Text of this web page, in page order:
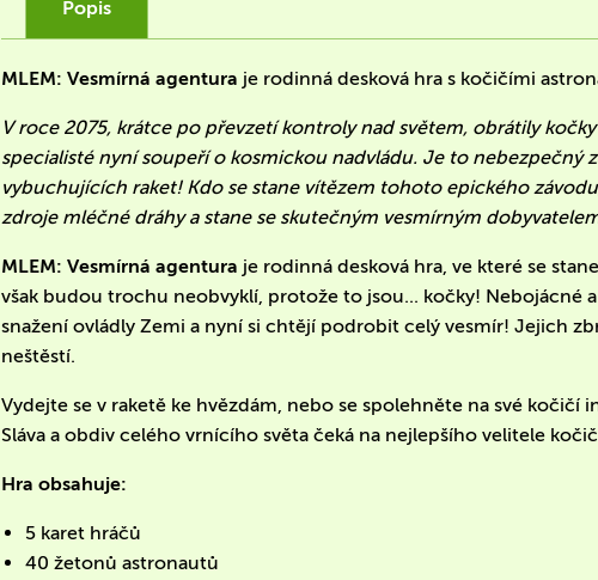
Popis
MLEM: Vesmírná agentura je rodinná desková hra s kočičími
V roce 2075, krátce po převzetí kontroly nad světem, obrátily
specialisté nyní soupeří o kosmickou nadvládu. Je to nebezpečný
vybuchujících raket! Kdo se stane vítězem tohoto epického
zdroje mléčné dráhy a stane se skutečným vesmírným
MLEM: Vesmírná agentura je rodinná desková hra, ve které se
však budou trochu neobvyklí, protože to jsou... kočky! Nebojácné
snažení ovládly Zemi a nyní si chtějí podrobit celý vesmír! Jejich
neštěstí.
Vydejte se v raketě ke hvězdám, nebo se spolehněte na své kočičí
Sláva a obdiv celého vrnícího světa čeká na nejlepšího velitele
Hra obsahuje:
5 karet hráčů
40 žetonů astronautů